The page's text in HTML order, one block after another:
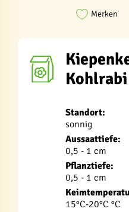
Merken
Standort:
sonnig
Aussaattiefe:
0,5 - 1 cm
Pflanztiefe:
0,5 - 1 cm
15°C-20°C °C